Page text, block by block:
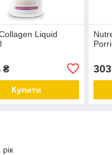
Liquid
₴
Купити
303